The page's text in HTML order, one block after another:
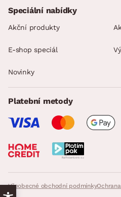
Všeobecné obchodní podmínky
Speciální nabídky
Akční produkty
E-shop speciál
Novinky
Platební metody